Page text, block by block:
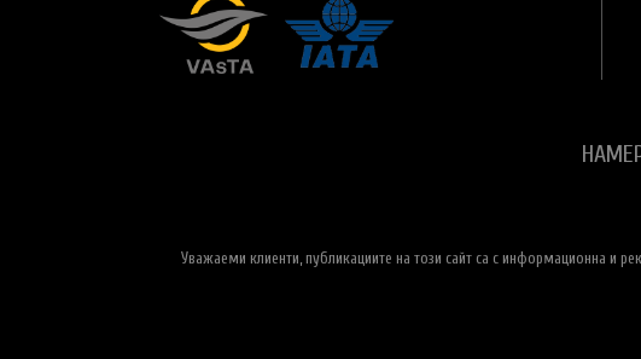
Уважаеми клиенти, публикациите на този сайт са с информационна и